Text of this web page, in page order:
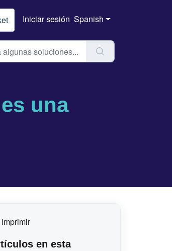
Iniciar sesión Spanish
una
Imprimir
en esta